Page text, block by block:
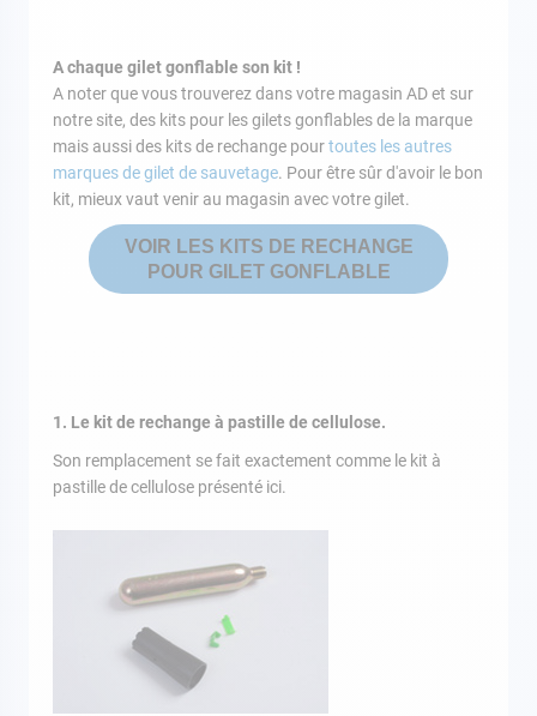
A chaque gilet gonflable son kit !
A noter que vous trouverez dans votre magasin AD et sur
notre site, des kits pour les gilets gonflables de la marque
mais aussi des kits de rechange pourtoutes les autres
marques de gilet de sauvetage. Pour être sûr d'avoir le bon
kit, mieux vaut venir au magasin avec votre gilet.
VOIR LES KITS DE RECHANGE
POUR GILET GONFLABLE
1. Le kit de rechange à pastille de cellulose.
Son remplacement se fait exactement comme le kit à
pastille de cellulose présenté ici.